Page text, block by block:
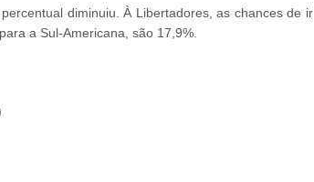
diminuiu. À Libertadores, as chances de ir
a Sul-Americana, são 17,9%.